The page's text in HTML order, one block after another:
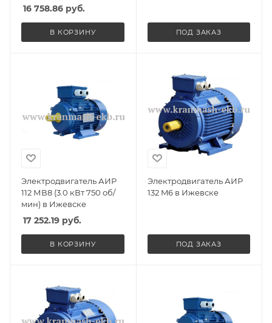
16 758.86 руб.
В КОРЗИНУ ПОД ЗАКАЗ
Электродвигатель АИР
112 МВ8 (3.0 кВт 750 об/
мин) в Ижевске
17 252.19 руб.
В КОРЗИНУ
Электродвигатель АИР
132 M6 в Ижевске
ПОД ЗАКАЗ